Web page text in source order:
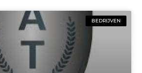
BEDRIJVEN